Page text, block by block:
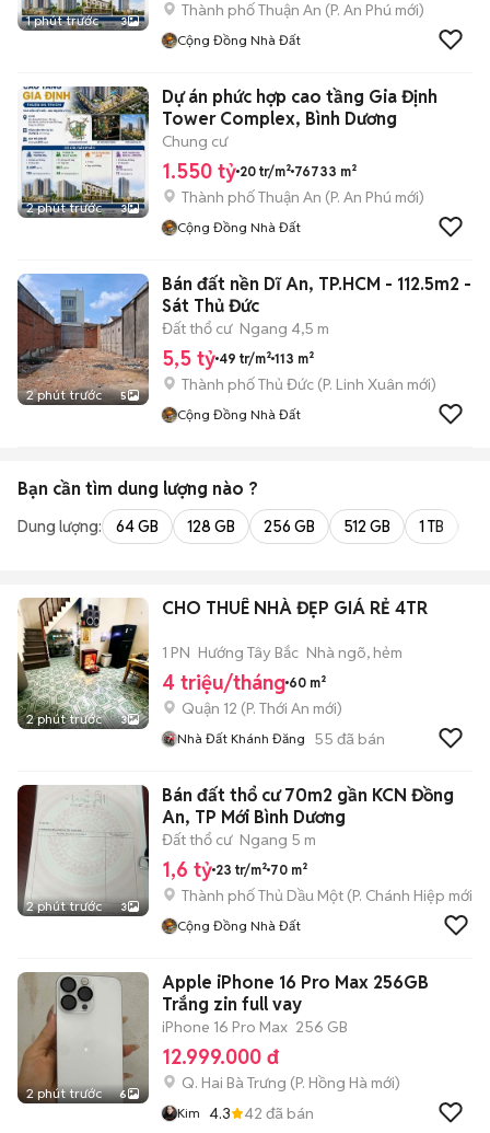
1 phút trước 3
Thành phố Thuận An (P. An Phú mới)
Cộng Đồng Nhà Đất
2 phút trước 3
Dự án phức hợp cao tầng Gia Định
Tower Complex, Bình Dương
Chung cư
1.550 tỷ 20 tr/m² 76733 m²
Thành phố Thuận An (P. An Phú mới)
Cộng Đồng Nhà Đất
2 phút trước 5
Bán đất nền Dĩ An, TP.HCM - 112.5m2 -
Sát Thủ Đức
Đất thổ cư Ngang 4,5 m
5,5 tỷ 49 tr/m² 113 m²
Thành phố Thủ Đức (P. Linh Xuân mới)
Cộng Đồng Nhà Đất
Bạn cần tìm dung lượng nào ?
Dung lượng: 64 GB 128 GB 256 GB 512 GB 1 TB
2 phút trước 3
CHO THUÊ NHÀ ĐẸP GIÁ RẺ 4TR
1 PN Hướng Tây Bắc Nhà ngõ, hẻm
4 triệu/tháng 60 m²
Quận 12 (P. Thới An mới)
Nhà Đất Khánh Đăng 55 đã bán
2 phút trước 3
Bán đất thổ cư 70m2 gần KCN Đồng
An, TP Mới Bình Dương
Đất thổ cư Ngang 5 m
1,6 tỷ 23 tr/m² 70 m²
Thành phố Thủ Dầu Một (P. Chánh Hiệp mới)
Cộng Đồng Nhà Đất
2 phút trước 6
Apple iPhone 16 Pro Max 256GB
Trắng zin full vay
iPhone 16 Pro Max 256 GB
12.999.000 đ
Q. Hai Bà Trưng (P. Hồng Hà mới)
Kim 4.3 42 đã bán